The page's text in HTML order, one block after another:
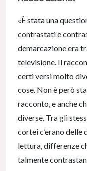
«È stata una
contrastati e
demarcazione era
televisione. Il
certi versi molto
cose. Non è però
racconto, e anche
diverse. Tra gli
cortei c’erano
lettura, differenze
talmente